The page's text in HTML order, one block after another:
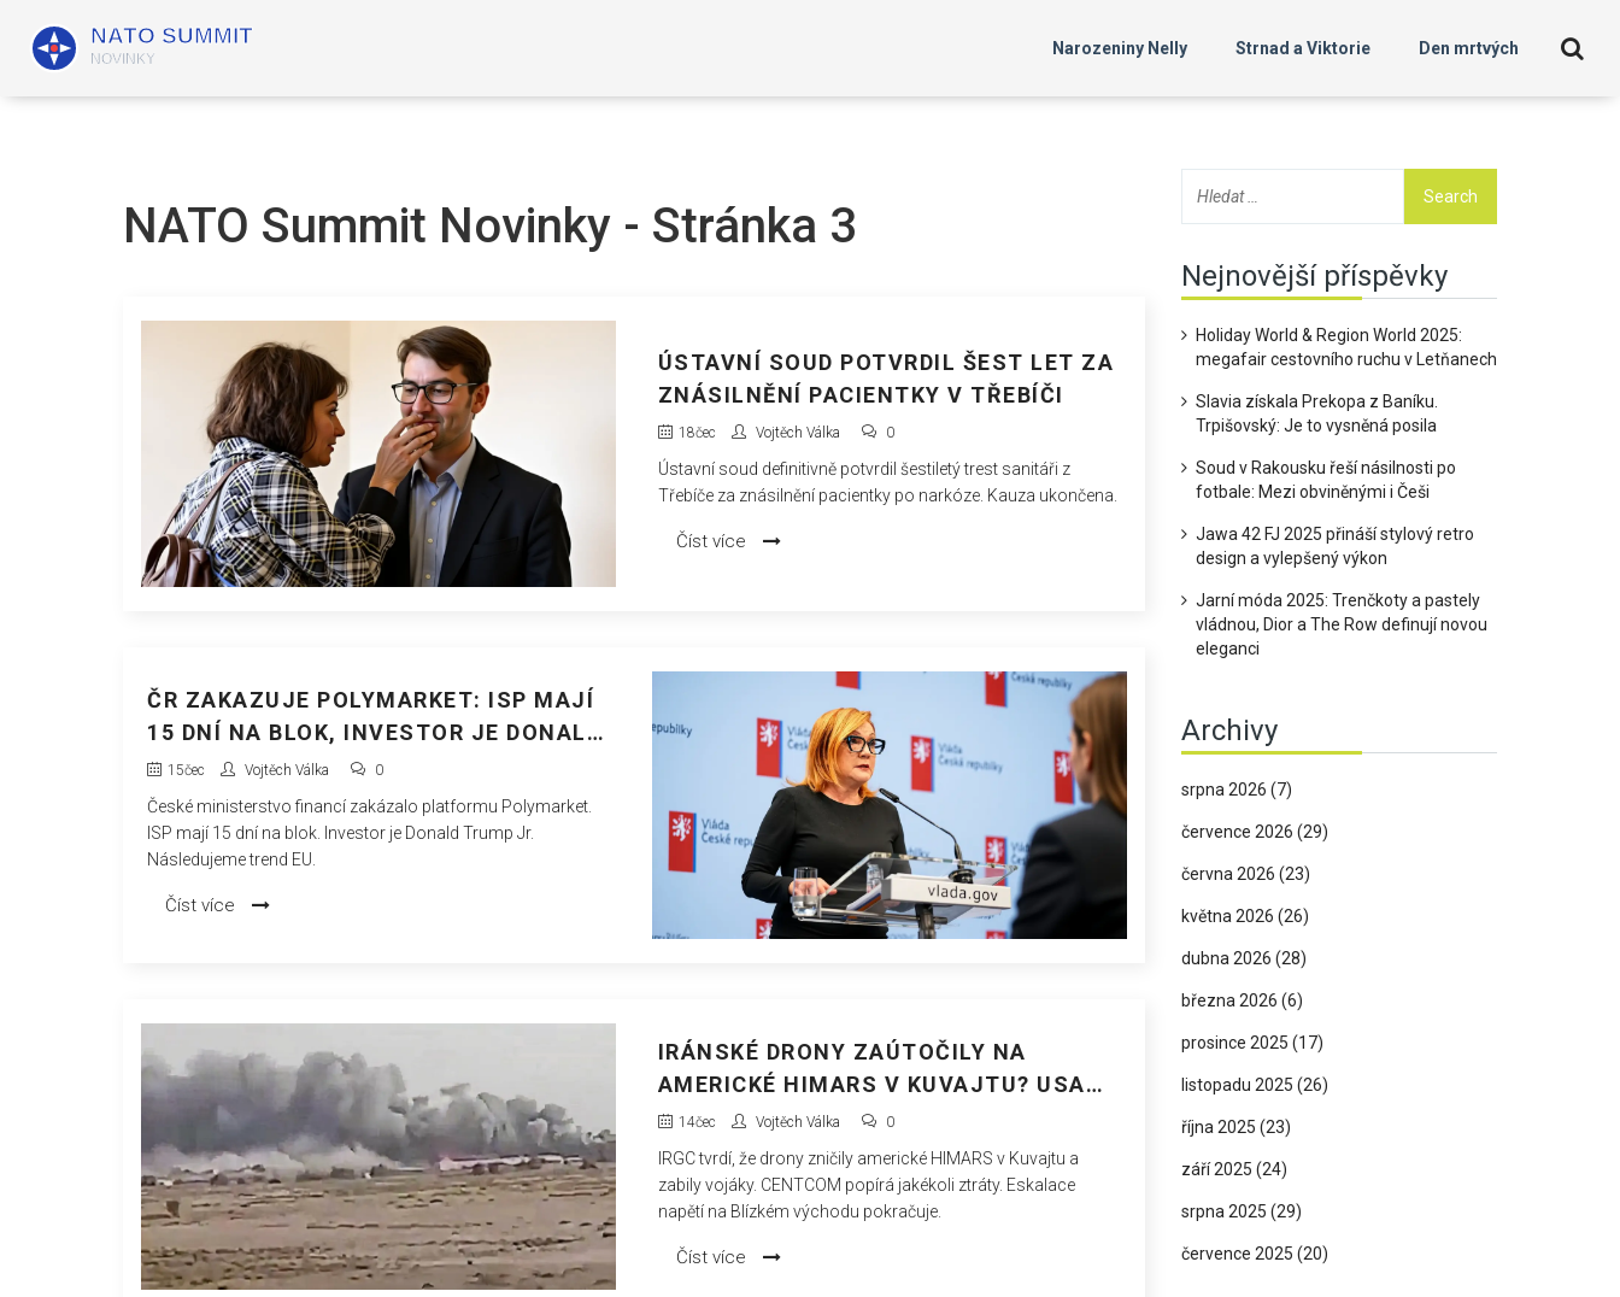
Narozeniny Nelly Strnad a Viktorie Den mrtvých
NATO Summit Novinky - Stránka 3
ÚSTAVNÍ SOUD POTVRDIL ŠEST LET ZA
ZNÁSILNĚNÍ PACIENTKY V TŘEBÍČI
18čec Vojtěch Válka 0
Ústavní soud definitivně potvrdil šestiletý trest sanitáři z
Třebíče za znásilnění pacientky po narkóze. Kauza ukončena.
Číst více
ČR ZAKAZUJE POLYMARKET: ISP MAJÍ
15 DNÍ NA BLOK, INVESTOR JE DONALD
TRUMP JR.
15čec Vojtěch Válka 0
České ministerstvo financí zakázalo platformu Polymarket.
ISP mají 15 dní na blok. Investor je Donald Trump Jr.
Následujeme trend EU.
Číst více
IRÁNSKÉ DRONY ZAÚTOČILY NA
AMERICKÉ HIMARS V KUVAJTU? USA
POPÍRAJÍ OBĚTI
14čec Vojtěch Válka 0
IRGC tvrdí, že drony zničily americké HIMARS v Kuvajtu a
zabily vojáky. CENTCOM popírá jakékoli ztráty. Eskalace
napětí na Blízkém východu pokračuje.
Číst více
Nejnovější příspěvky
Holiday World & Region World 2025:
megafair cestovního ruchu v Letňanech
Slavia získala Prekopa z Baníku.
Trpišovský: Je to vysněná posila
Soud v Rakousku řeší násilnosti po
fotbale: Mezi obviněnými i Češi
Jawa 42 FJ 2025 přináší stylový retro
design a vylepšený výkon
Jarní móda 2025: Trenčkoty a pastely
vládnou, Dior a The Row definují novou
eleganci
Archivy
srpna 2026 (7)
července 2026 (29)
června 2026 (23)
května 2026 (26)
dubna 2026 (28)
března 2026 (6)
prosince 2025 (17)
listopadu 2025 (26)
října 2025 (23)
září 2025 (24)
srpna 2025 (29)
července 2025 (20)